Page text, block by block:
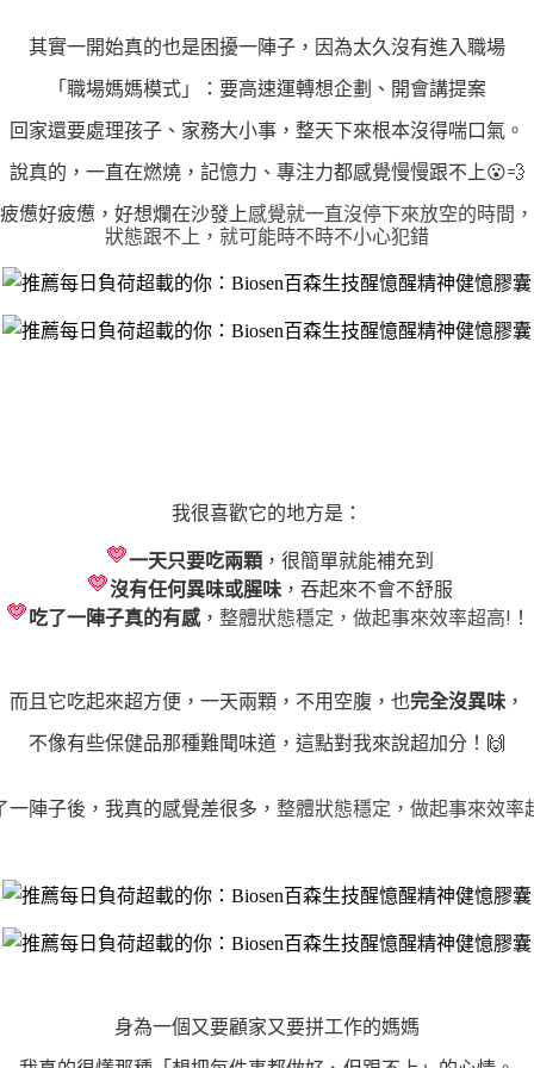
其實一開始真的也是困擾一陣子，因為太久沒有進入職場
「職場媽媽模式」：要高速運轉想企劃、開會講提案
回家還要處理孩子、家務大小事，整天下來根本沒得喘口氣。
說真的，一直在燃燒，記憶力、專注力都感覺慢慢跟不上😮💨
憊好疲憊，好想爛在沙發上感覺就一直沒停下來放空的時間
狀態跟不上，就可能時不時不小心犯錯
我很喜歡它的地方是：
一天只要吃兩顆 ，很簡單就能補充到
沒有任何異味或腥味 ，吞起來不會不舒服
吃了一陣子真的有感， 整體狀態穩定，做起事來效率超高! ！
而且它吃起來超方便，一天兩顆，不用空腹，也完全沒異味 ，
不像有些保健品那種難聞味道，這點對我來說超加分！ 🙌
一陣子後，我真的感覺差很多， 整體狀態穩定，做起事來效率
身為一個又要顧家又要拼工作的媽媽